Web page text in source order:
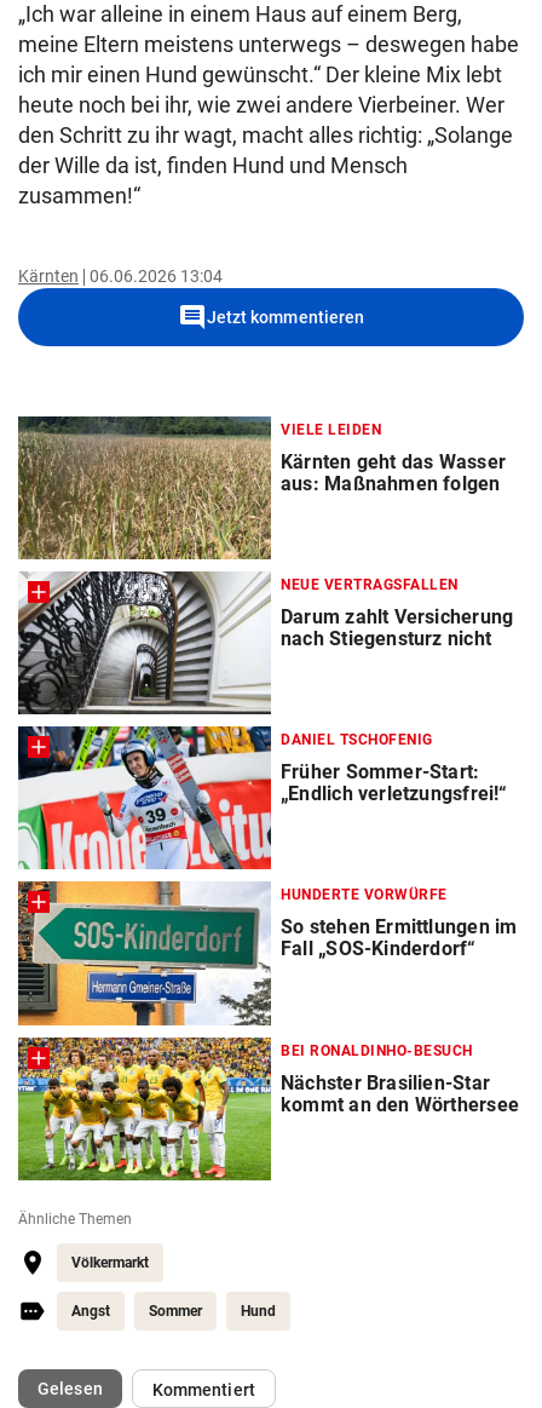
„Ich war alleine in einem Haus auf einem Berg,
meine Eltern meistens unterwegs – deswegen habe
ich mir einen Hund gewünscht.“ Der kleine Mix lebt
heute noch bei ihr, wie zwei andere Vierbeiner. Wer
den Schritt zu ihr wagt, macht alles richtig: „Solange
der Wille da ist, finden Hund und Mensch
zusammen!“
Kärnten 06.06.2026 13:04
commentJetzt kommentieren
VIELE LEIDEN
Kärnten geht das Wasser
aus: Maßnahmen folgen
NEUE VERTRAGSFALLEN
Darum zahlt Versicherung
nach Stiegensturz nicht
DANIEL TSCHOFENIG
Früher Sommer-Start:
„Endlich verletzungsfrei!“
HUNDERTE VORWÜRFE
So stehen Ermittlungen im
Fall „SOS-Kinderdorf“
BEI RONALDINHO-BESUCH
Nächster Brasilien-Star
kommt an den Wörthersee
Ähnliche Themen
Völkermarkt
Angst Sommer Hund
Gelesen(ausgewählt)Kommentiert